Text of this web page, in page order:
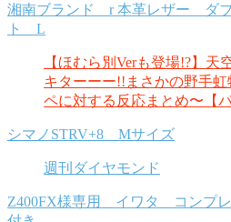
湘南ブランド r 本革レザー ダブ
ト L
【ほむら別Verも登場!?】
キターーー!!まさかの野手
ペに対する反応まとめ〜【
シマノSTRV+8 Mサイズ
週刊ダイヤモンド
Z400FX様専用 イワタ コンプ